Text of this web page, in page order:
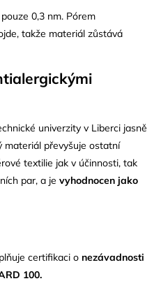
0,3 nm. Pórem
takže materiál zůstává
univerzity v Liberci jasně
materiál převyšuje ostatní
textilie jak v účinnosti, tak
par, a je vyhodnocen jako
plňuje certifikaci o nezávadnosti
100.